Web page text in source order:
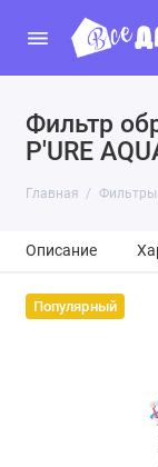
Фильтр
P'URE
Главная
Описание
Популярный